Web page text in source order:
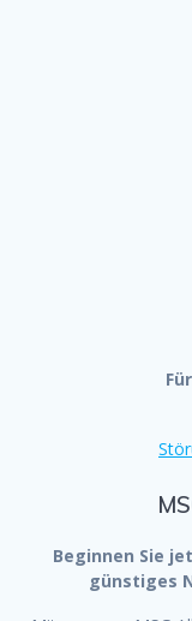
Beginnen Sie
günstiges